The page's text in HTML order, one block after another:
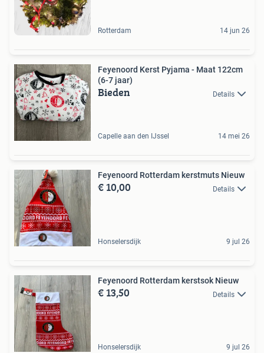
Rotterdam 14 jun 26
Feyenoord Kerst Pyjama - Maat 122cm
(6-7 jaar)
Bieden Details
Capelle aan den IJssel 14 mei 26
Feyenoord Rotterdam kerstmuts Nieuw
€ 10,00 Details
Honselersdijk 9 jul 26
Feyenoord Rotterdam kerstsok Nieuw
€ 13,50 Details
Honselersdijk 9 jul 26